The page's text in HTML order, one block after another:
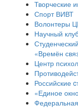
Творческие
Спорт ВИВТ
Волонтеры
Научный
«Времён
Центр
Российские
«Единое